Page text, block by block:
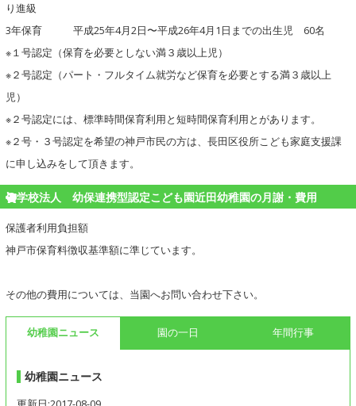
り進級
3年保育 平成25年4月2日〜平成26年4月1日までの出生児 60名
※１号認定（保育を必要としない満３歳以上児）
※２号認定（パート・フルタイム就労など保育を必要とする満３歳以上
児）
※２号認定には、標準時間保育利用と短時間保育利用とがあります。
※２号・３号認定を希望の神戸市民の方は、長田区役所こども家庭支援課
に申し込みをして頂きます。
学校法人 幼保連携型認定こども園近田幼稚園の月謝・費用
保護者利用負担額
神戸市保育料徴収基準額に準じています。
その他の費用については、当園へお問い合わせ下さい。
幼稚園ニュース 園の一日 年間行事
幼稚園ニュース